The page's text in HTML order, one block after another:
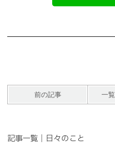
前の記事 一覧
記事一覧｜日々のこと